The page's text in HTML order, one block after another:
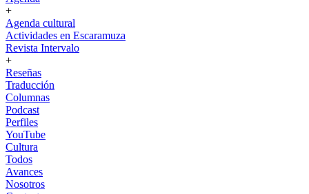
+
Agenda cultural
Actividades en Escaramuza
Revista Intervalo
+
Reseñas
Traducción
Columnas
Podcast
Perfiles
YouTube
Cultura
Todos
Avances
Nosotros